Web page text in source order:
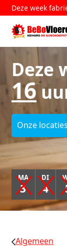
Deze week
Deze
16
Onze
MA
3
DI
4
Algemeen